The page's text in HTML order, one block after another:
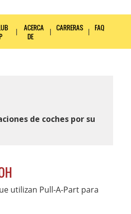
ACERCA
DE
CARRERAS FAQ
de coches por su
utilizan Pull-A-Part para